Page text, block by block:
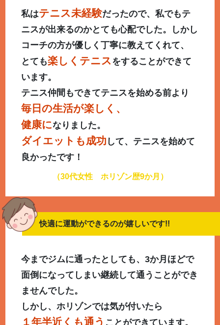
私はテニス未経験だったので、私でもテ
ニスが出来るのかとても心配でした。しかし
コーチの方が優しく丁寧に教えてくれて、
とても楽しくテニス をすることができて
います。
テニス仲間もできてテニスを始める前より
毎日の生活が楽しく、
健康になりました。
ダイエットも成功 して、テニスを始めて
良かったです！
（30代女性 ホリゾン歴9か月）
快適に運動ができるのが嬉しいです!!
今までジムに通ったとしても、3か月ほどで
面倒になってしまい継続して通うことができ
ませんでした。
しかし、ホリゾンでは気が付いたら
１年半近くも通う ことができています。